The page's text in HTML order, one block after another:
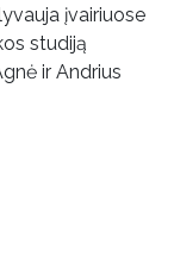
įvairiuose
studiją
ir Andrius